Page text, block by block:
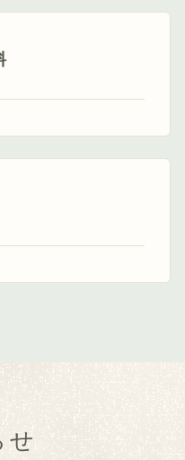
せ